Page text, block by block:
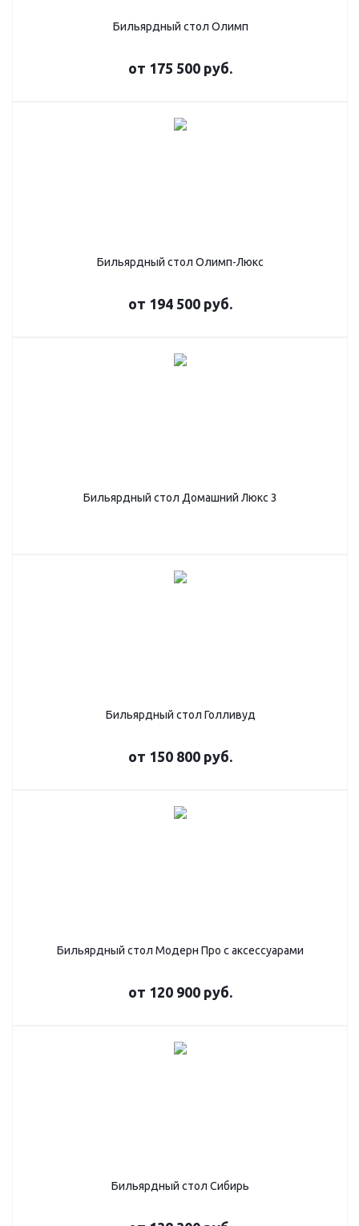
Бильярдный стол Олимп
от 175 500 руб.
Бильярдный стол Олимп-Люкс
от 194 500 руб.
Бильярдный стол Домашний Люкс 3
Бильярдный стол Голливуд
от 150 800 руб.
Бильярдный стол Модерн Про с аксессуарами
от 120 900 руб.
Бильярдный стол Сибирь